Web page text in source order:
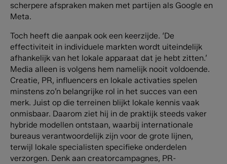
scherpere afspraken maken met partijen als Google en
Meta.
Toch heeft die aanpak ook een keerzijde. ‘De
effectiviteit in individuele markten wordt uiteindelijk
afhankelijk van het lokale apparaat dat je hebt zitten.’
Media alleen is volgens hem namelijk nooit voldoende.
Creatie, PR, influencers en lokale activaties spelen
minstens zo’n belangrijke rol in het succes van een
merk. Juist op die terreinen blijkt lokale kennis vaak
onmisbaar. Daarom ziet hij in de praktijk steeds vaker
hybride modellen ontstaan, waarbij internationale
bureaus verantwoordelijk zijn voor de grote lijnen,
terwijl lokale specialisten specifieke onderdelen
verzorgen. Denk aan creatorcampagnes, PR-